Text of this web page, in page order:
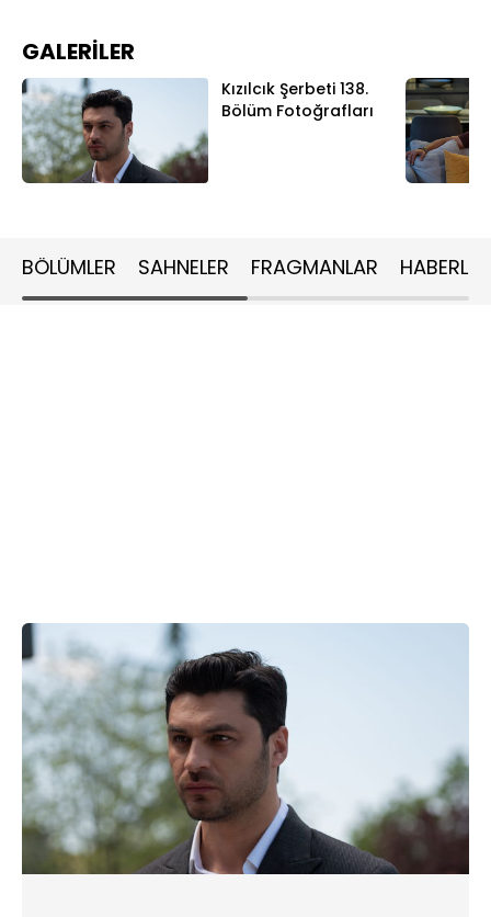
GALERİLER
Kızılcık Şerbeti 138.
Bölüm Fotoğrafları
BÖLÜMLER SAHNELER FRAGMANLAR HABERLER